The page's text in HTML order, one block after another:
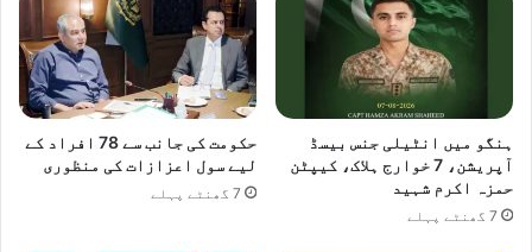
ہنگو میں انٹیلی جنس بیسڈ
آپریشن، 7 خوارج ہلاک، کیپٹن
حمزہ اکرم شہید
7 گھنٹے پہلے
حکومت کی جانب سے 78 افراد کے
لیے سول اعزازات کی منظوری
7 گھنٹے پہلے